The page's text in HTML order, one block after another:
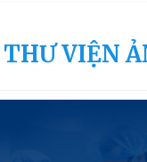
THƯ VIỆN